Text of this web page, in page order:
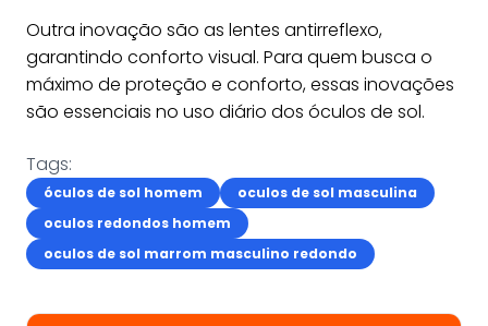
Outra inovação são as lentes antirreflexo,
garantindo conforto visual. Para quem busca o
máximo de proteção e conforto, essas inovações
são essenciais no uso diário dos óculos de sol.
Tags:
óculos de sol homem
oculos de sol masculina
oculos redondos homem
oculos de sol marrom masculino redondo